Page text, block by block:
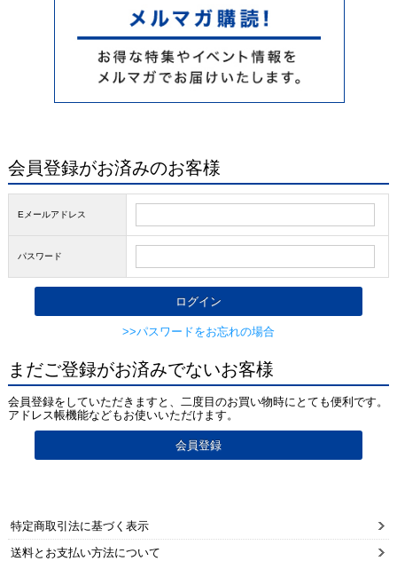
会員登録がお済みのお客様
Eメールアドレス
パスワード
>>パスワードをお忘れの場合
まだご登録がお済みでないお客様
会員登録をしていただきますと、二度目のお買い物時にとても便利です。
アドレス帳機能などもお使いいただけます。
特定商取引法に基づく表示
送料とお支払い方法について